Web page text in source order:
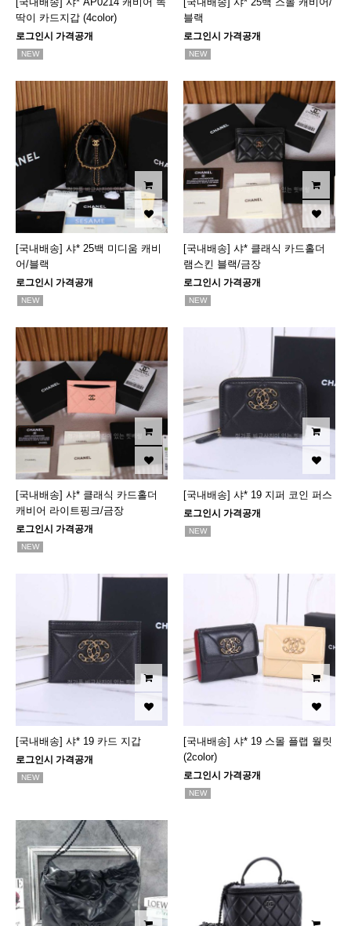
딱이 카드지갑 (4color)
로그인시 가격공개
NEW
블랙
로그인시 가격공개
NEW
[국내배송] 샤* 25백 미디움 캐비
어/블랙
로그인시 가격공개
NEW
[국내배송] 샤* 클래식 카드홀더
램스킨 블랙/금장
로그인시 가격공개
NEW
[국내배송] 샤* 클래식 카드홀더
캐비어 라이트핑크/금장
로그인시 가격공개
NEW
[국내배송] 샤* 19 지퍼 코인 퍼스
로그인시 가격공개
NEW
[국내배송] 샤* 19 카드 지갑
로그인시 가격공개
NEW
[국내배송] 샤* 19 스몰 플랩 월릿
(2color)
로그인시 가격공개
NEW